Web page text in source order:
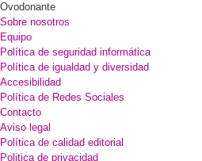
Ovodonante
Sobre nosotros
Equipo
Política de seguridad informática
Política de igualdad y diversidad
Accesibilidad
Política de Redes Sociales
Contacto
Aviso legal
Política de calidad editorial
Politica de privacidad